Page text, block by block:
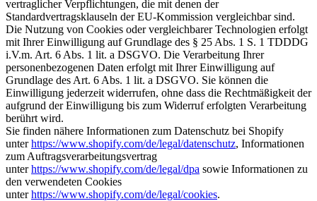
vertraglicher Verpflichtungen, die mit denen der
Standardvertragsklauseln der EU-Kommission vergleichbar sind.
Die Nutzung von Cookies oder vergleichbarer Technologien erfolgt
mit Ihrer Einwilligung auf Grundlage des § 25 Abs. 1 S. 1 TDDDG
i.V.m. Art. 6 Abs. 1 lit. a DSGVO. Die Verarbeitung Ihrer
personenbezogenen Daten erfolgt mit Ihrer Einwilligung auf
Grundlage des Art. 6 Abs. 1 lit. a DSGVO. Sie können die
Einwilligung jederzeit widerrufen, ohne dass die Rechtmäßigkeit der
aufgrund der Einwilligung bis zum Widerruf erfolgten Verarbeitung
berührt wird.
Sie finden nähere Informationen zum Datenschutz bei Shopify
unterhttps://www.shopify.com/de/legal/datenschutz, Informationen
zum Auftragsverarbeitungsvertrag
unterhttps://www.shopify.com/de/legal/dpa sowie Informationen zu
den verwendeten Cookies
unterhttps://www.shopify.com/de/legal/cookies.